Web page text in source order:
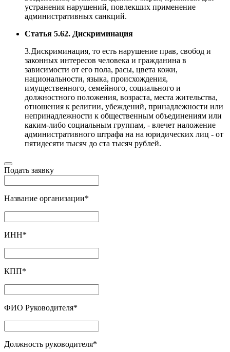
устранения нарушений, повлекших применение
административных санкций.
Статья 5.62. Дискриминация
3.Дискриминация, то есть нарушение прав, свобод и
законных интересов человека и гражданина в
зависимости от его пола, расы, цвета кожи,
национальности, языка, происхождения,
имущественного, семейного, социального и
должностного положения, возраста, места жительства,
отношения к религии, убеждений, принадлежности или
непринадлежности к общественным объединениям или
каким-либо социальным группам, - влечет наложение
административного штрафа на на юридических лиц - от
пятидесяти тысяч до ста тысяч рублей.
Подать заявку
Название организации*
ИНН*
КПП*
ФИО Руководителя*
Должность руководителя*